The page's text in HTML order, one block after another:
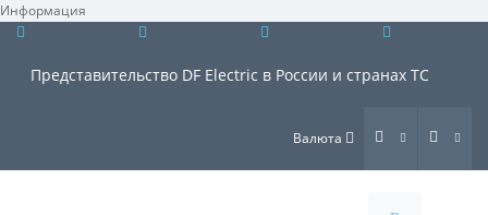
Информация ×
Представительство DF Electric в России и странах ТС
Валюта